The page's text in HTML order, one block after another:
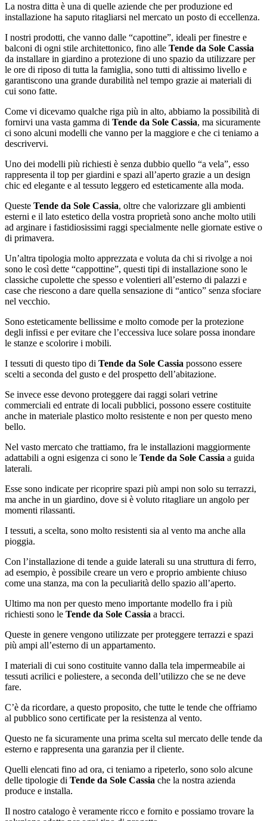
La nostra ditta è una di quelle aziende che per produzione ed
installazione ha saputo ritagliarsi nel mercato un posto di eccellenza.
I nostri prodotti, che vanno dalle “capottine”, ideali per finestre e
balconi di ogni stile architettonico, fino alle Tende da Sole Cassia
da installare in giardino a protezione di uno spazio da utilizzare per
le ore di riposo di tutta la famiglia, sono tutti di altissimo livello e
garantiscono una grande durabilità nel tempo grazie ai materiali di
cui sono fatte.
Come vi dicevamo qualche riga più in alto, abbiamo la possibilità di
fornirvi una vasta gamma di Tende da Sole Cassia, ma sicuramente
ci sono alcuni modelli che vanno per la maggiore e che ci teniamo a
descrivervi.
Uno dei modelli più richiesti è senza dubbio quello “a vela”, esso
rappresenta il top per giardini e spazi all’aperto grazie a un design
chic ed elegante e al tessuto leggero ed esteticamente alla moda.
Queste Tende da Sole Cassia, oltre che valorizzare gli ambienti
esterni e il lato estetico della vostra proprietà sono anche molto utili
ad arginare i fastidiosissimi raggi specialmente nelle giornate estive o
di primavera.
Un’altra tipologia molto apprezzata e voluta da chi si rivolge a noi
sono le così dette “cappottine”, questi tipi di installazione sono le
classiche cupolette che spesso e volentieri all’esterno di palazzi e
case che riescono a dare quella sensazione di “antico” senza sfociare
nel vecchio.
Sono esteticamente bellissime e molto comode per la protezione
degli infissi e per evitare che l’eccessiva luce solare possa inondare
le stanze e scolorire i mobili.
I tessuti di questo tipo di Tende da Sole Cassia possono essere
scelti a seconda del gusto e del prospetto dell’abitazione.
Se invece esse devono proteggere dai raggi solari vetrine
commerciali ed entrate di locali pubblici, possono essere costituite
anche in materiale plastico molto resistente e non per questo meno
bello.
Nel vasto mercato che trattiamo, fra le installazioni maggiormente
adattabili a ogni esigenza ci sono le Tende da Sole Cassia a guida
laterali.
Esse sono indicate per ricoprire spazi più ampi non solo su terrazzi,
ma anche in un giardino, dove si è voluto ritagliare un angolo per
momenti rilassanti.
I tessuti, a scelta, sono molto resistenti sia al vento ma anche alla
pioggia.
Con l’installazione di tende a guide laterali su una struttura di ferro,
ad esempio, è possibile creare un vero e proprio ambiente chiuso
come una stanza, ma con la peculiarità dello spazio all’aperto.
Ultimo ma non per questo meno importante modello fra i più
richiesti sono le Tende da Sole Cassia a bracci.
Queste in genere vengono utilizzate per proteggere terrazzi e spazi
più ampi all’esterno di un appartamento.
I materiali di cui sono costituite vanno dalla tela impermeabile ai
tessuti acrilici e poliestere, a seconda dell’utilizzo che se ne deve
fare.
C’è da ricordare, a questo proposito, che tutte le tende che offriamo
al pubblico sono certificate per la resistenza al vento.
Questo ne fa sicuramente una prima scelta sul mercato delle tende da
esterno e rappresenta una garanzia per il cliente.
Quelli elencati fino ad ora, ci teniamo a ripeterlo, sono solo alcune
delle tipologie di Tende da Sole Cassia che la nostra azienda
produce e installa.
Il nostro catalogo è veramente ricco e fornito e possiamo trovare la